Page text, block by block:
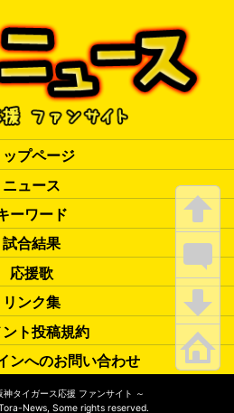
ップページ
ニュース
ーワード
試合結果
応援歌
リンク集
ント投稿規約
ンへのお問い合わせ
タイガース応援 ファンサイト ～
News, Some rights reserved.